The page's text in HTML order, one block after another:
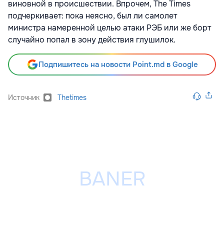
виновной в происшествии. Впрочем, The Times
подчеркивает: пока неясно, был ли самолет
министра намеренной целью атаки РЭБ или же борт
случайно попал в зону действия глушилок.
Подпишитесь на новости Point.md в Google
Источник Thetimes